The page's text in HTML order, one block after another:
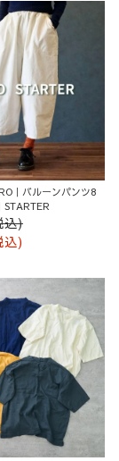
｜バルーンパンツ8
STARTER
込)
)